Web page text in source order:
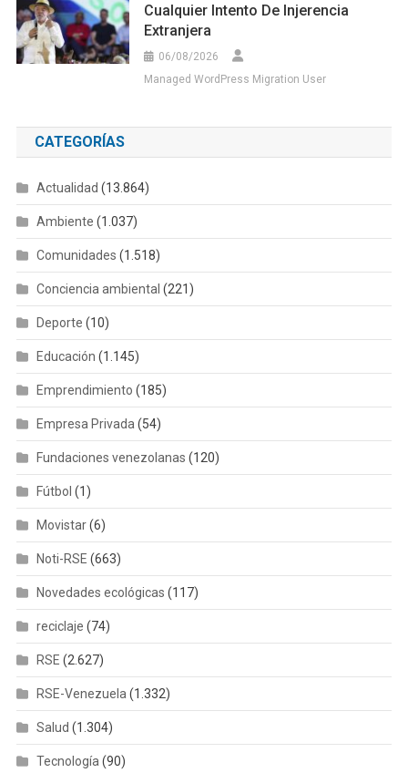
Cualquier Intento De Injerencia
Extranjera
06/08/2026
Managed WordPress Migration User
CATEGORÍAS
Actualidad (13.864)
Ambiente (1.037)
Comunidades (1.518)
Conciencia ambiental (221)
Deporte (10)
Educación (1.145)
Emprendimiento (185)
Empresa Privada (54)
Fundaciones venezolanas (120)
Fútbol (1)
Movistar(6)
Noti-RSE (663)
Novedades ecológicas (117)
reciclaje (74)
RSE (2.627)
RSE-Venezuela (1.332)
Salud (1.304)
Tecnología (90)